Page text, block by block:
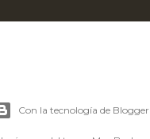
Con la tecnología de Blogger